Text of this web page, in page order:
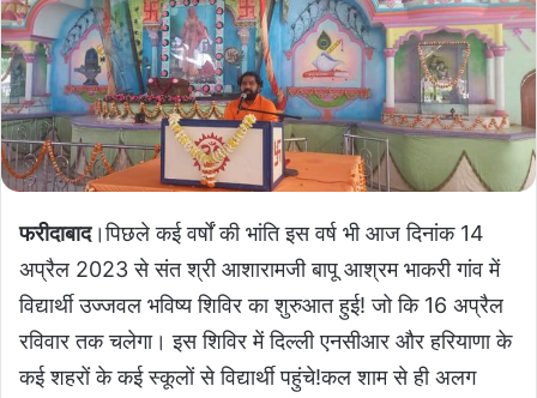
फरीदाबाद।पिछले कई वर्षों की भांति इस वर्ष भी आज दिनांक 14
अप्रैल 2023 से संत श्री आशारामजी बापू आश्रम भाकरी गांव में
विद्यार्थी उज्जवल भविष्य शिविर का शुरुआत हुई! जो कि 16 अप्रैल
रविवार तक चलेगा। इस शिविर में दिल्ली एनसीआर और हरियाणा के
कई शहरों के कई स्कूलों से विद्यार्थी पहुंचे!कल शाम से ही अलग